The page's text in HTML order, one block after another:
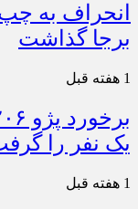
انحراف به
برجا گذاشت
1 هفته قبل
یک نفر را
1 هفته قبل